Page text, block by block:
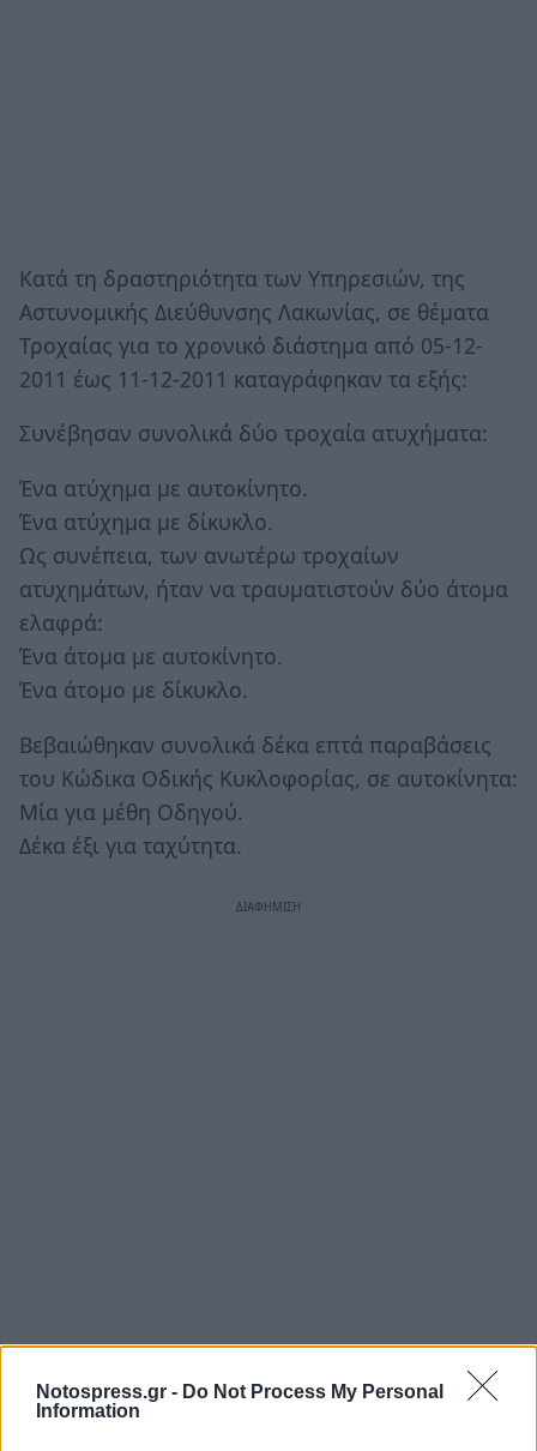
Notospress.gr - Do Not Process My Personal
Information
Κατά τη δραστηριότητα των Υπηρεσιών, της
Αστυνομικής Διεύθυνσης Λακωνίας, σε θέματα
Τροχαίας για το χρονικό διάστημα από 05-12-
2011 έως 11-12-2011 καταγράφηκαν τα εξής:
Συνέβησαν συνολικά δύο τροχαία ατυχήματα:
Ένα ατύχημα με αυτοκίνητο.
Ένα ατύχημα με δίκυκλο.
Ως συνέπεια, των ανωτέρω τροχαίων
ατυχημάτων, ήταν να τραυματιστούν δύο άτομα
ελαφρά:
Ένα άτομα με αυτοκίνητο.
Ένα άτομο με δίκυκλο.
Βεβαιώθηκαν συνολικά δέκα επτά παραβάσεις
του Κώδικα Οδικής Κυκλοφορίας, σε αυτοκίνητα:
Μία για μέθη Οδηγού.
Δέκα έξι για ταχύτητα.